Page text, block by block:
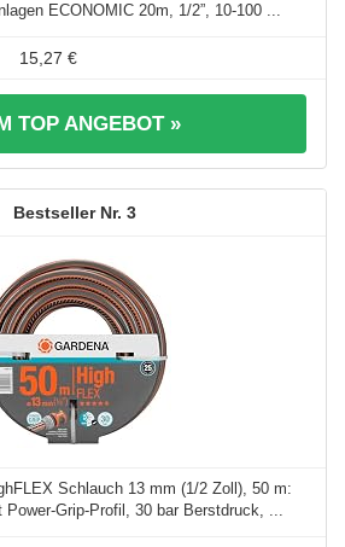
ECONOMIC 20m, 1/2”, 10-100 ...
15,27 €
TOP ANGEBOT »
3
Schlauch 13 mm (1/2 Zoll), 50 m:
Power-Grip-Profil, 30 bar Berstdruck, ...